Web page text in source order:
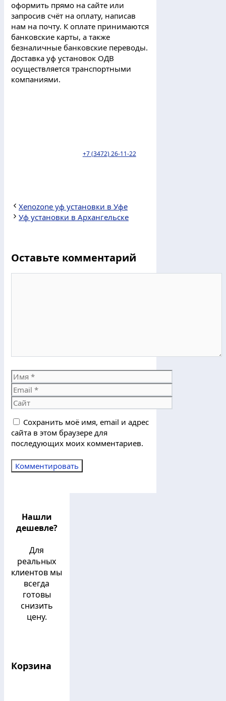
оформить прямо на сайте или
запросив счёт на оплату, написав
нам на почту. К оплате принимаются
банковские карты, а также
безналичные банковские переводы.
Доставка уф установок ОДВ
осуществляется транспортными
компаниями.
+7 (3472) 26-11-22.
Xenozone уф установки в Уфе
Уф установки в Архангельске
Оставьте комментарий
Имя
Email
Сайт
Сохранить моё имя, email и адрес
сайта в этом браузере для
последующих моих комментариев.
Нашли
дешевле?
Для
реальных
клиентов мы
всегда
готовы
снизить
цену.
Корзина